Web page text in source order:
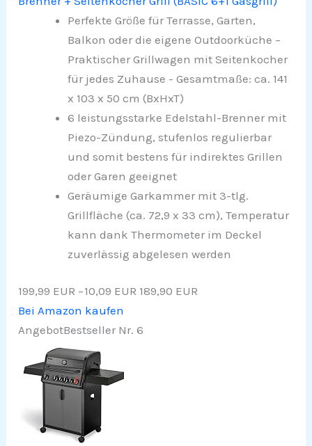
Perfekte Größe für Terrasse, Garten,
Balkon oder die eigene Outdoorküche –
Praktischer Grillwagen mit Seitenkocher
für jedes Zuhause - Gesamtmaße: ca. 141
x 103 x 50 cm (BxHxT)
6 leistungsstarke Edelstahl-Brenner mit
Piezo-Zündung, stufenlos regulierbar
und somit bestens für indirektes Grillen
oder Garen geeignet
Geräumige Garkammer mit 3-tlg.
Grillfläche (ca. 72,9 x 33 cm), Temperatur
kann dank Thermometer im Deckel
zuverlässig abgelesen werden
199,99 EUR −10,09 EUR 189,90 EUR
Bei Amazon kaufen
AngebotBestseller Nr. 6